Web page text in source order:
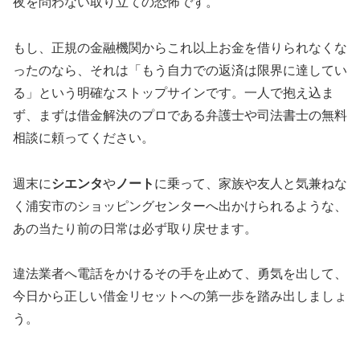
もし、正規の金融機関からこれ以上お金を借りられなくな
ったのなら、それは「もう自力での返済は限界に達してい
る」という明確なストップサインです。一人で抱え込ま
ず、まずは借金解決のプロである弁護士や司法書士の無料
相談に頼ってください。
週末にシエンタや ノート に乗って、家族や友人と気兼ねな
く浦安市のショッピングセンターへ出かけられるような、
あの当たり前の日常は必ず取り戻せます。
違法業者へ電話をかけるその手を止めて、勇気を出して、
今日から正しい借金リセットへの第一歩を踏み出しましょ
う。